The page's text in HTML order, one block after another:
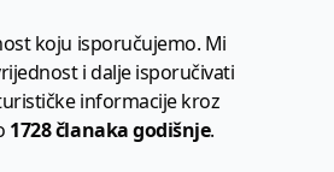
koju isporučujemo. Mi
i dalje isporučivati
informacije kroz
1728 članaka godišnje.